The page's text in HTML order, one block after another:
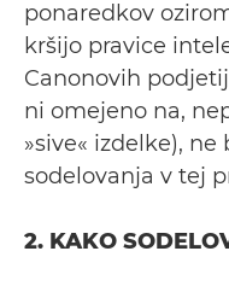
ponaredkov
kršijo pravice
Canonovih
ni omejeno na,
»sive« izdelke),
sodelovanja v tej
2. KAKO